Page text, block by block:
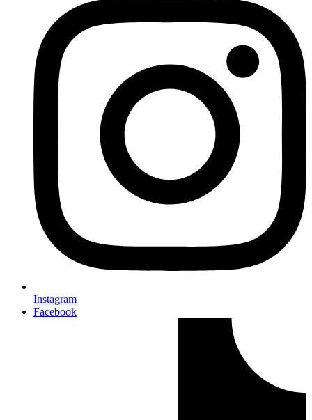
Instagram
Facebook